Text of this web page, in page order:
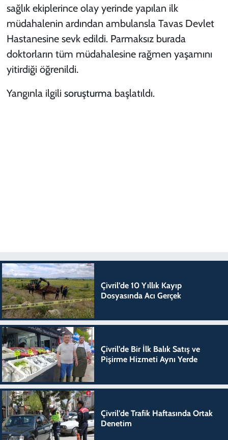
sağlık ekiplerince olay yerinde yapılan ilk
müdahalenin ardından ambulansla Tavas Devlet
Hastanesine sevk edildi. Parmaksız burada
doktorların tüm müdahalesine rağmen yaşamını
yitirdiği öğrenildi.
Yangınla ilgili soruşturmabaşlatıldı.
Çivril’de 10 Yıllık Kayıp
Dosyasında Acı Gerçek
Çivril’de Bir İlk Balık Satış ve
Pişirme Hizmeti Aynı Yerde
Çivril’de Trafik Haftasında Ortak
Denetim